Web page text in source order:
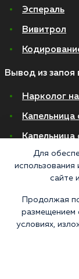
Эспераль
Вивитрол
Вывод из запоя
Нарколог
Капельница
Капельница
Экстренное
Лечение
Для
использования
сайте
Продолжая
размещением
условиях,